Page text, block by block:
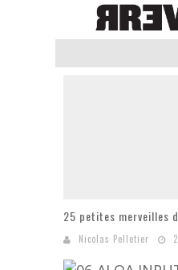
25 petites merveilles
Nicolas Pelletier